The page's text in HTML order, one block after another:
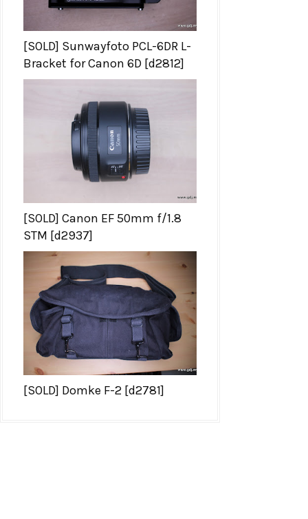
[SOLD] Sunwayfoto PCL-6DR L-
Bracket for Canon 6D [d2812]
[SOLD] Canon EF 50mm f/1.8
STM [d2937]
[SOLD] Domke F-2 [d2781]